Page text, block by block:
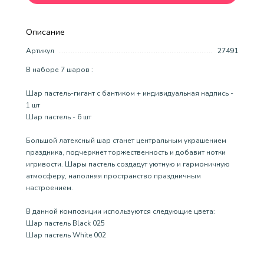
Описание
Артикул
27491
В наборе 7 шаров :
Шар пастель-гигант с бантиком + индивидуальная надпись -
1 шт
Шар пастель - 6 шт
Большой латексный шар станет центральным украшением
праздника, подчеркнет торжественность и добавит нотки
игривости. Шары пастель создадут уютную и гармоничную
атмосферу, наполняя пространство праздничным
настроением.
В данной композиции используются следующие цвета:
Шар пастель Black 025
Шар пастель White 002